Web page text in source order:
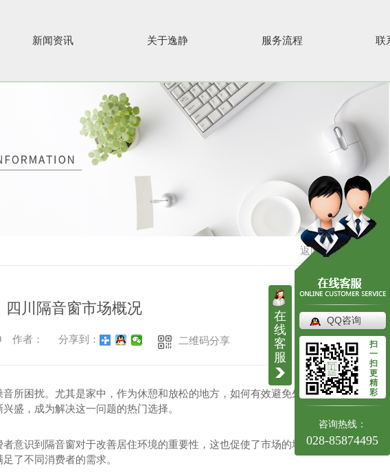
新闻资讯 关于逸静 服务流程 联
返回
四川隔音窗市场概况
作者： 分享到： 二维码分享
所困扰。尤其是家中，作为休憩和放松的地方，如何有效避免外界噪
盛，成为解决这一问题的热门选择。
意识到隔音窗对于改善居住环境的重要性，这也促使了市场的增长。
了不同消费者的需求。
在
线
客
服
QQ咨询
扫
一
扫
更
精
彩
咨询热线：
028-85874495